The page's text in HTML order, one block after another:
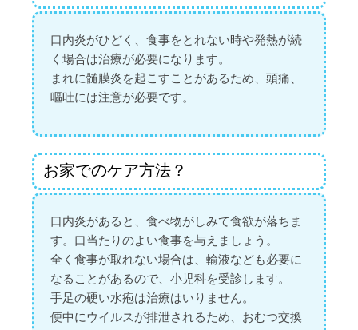
口内炎がひどく、食事をとれない時や発熱が続
く場合は治療が必要になります。
まれに髄膜炎を起こすことがあるため、頭痛、
嘔吐には注意が必要です。
お家でのケア方法？
口内炎があると、食べ物がしみて食欲が落ちま
す。口当たりのよい食事を与えましょう。
全く食事が取れない場合は、輸液なども必要に
なることがあるので、小児科を受診します。
手足の硬い水疱は治療はいりません。
便中にウイルスが排泄されるため、おむつ交換